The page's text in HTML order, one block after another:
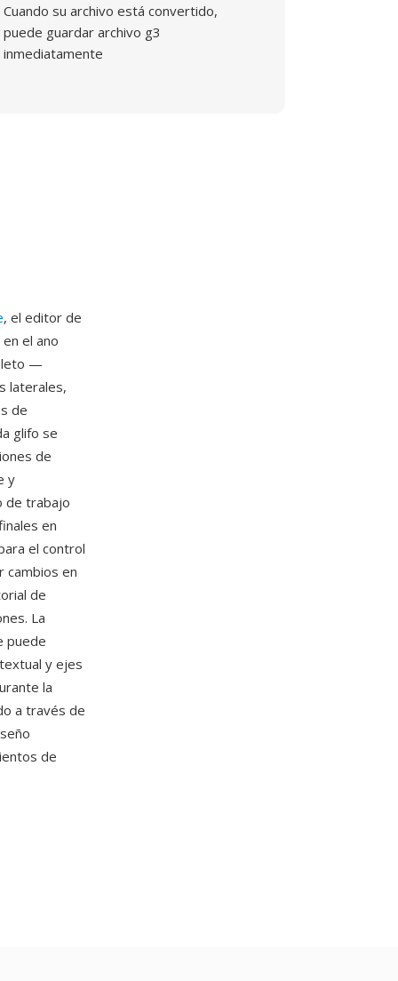
Cuando su archivo está convertido,
puede guardar archivo g3
inmediatamente
, el editor de
el ano
—
laterales,
de
glifo se
de
y
de trabajo
en
el control
en
de
La
puede
y ejes
la
a través de
de